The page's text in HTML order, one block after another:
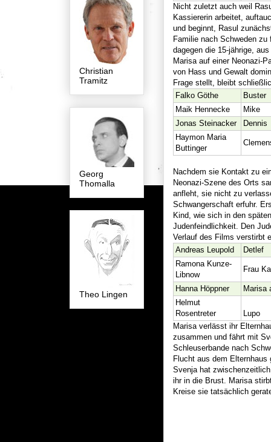
Nicht zuletzt auch weil
Kassiererin arbeitet,
und beginnt, Rasul
Familie nach Schweden
dagegen die 15-jährige,
Marisa auf einer Neonazi-
von Hass und Gewalt
Frage stellt, bleibt
Falko Göthe
Buster
Maik Hennecke
Mike
Jonas Steinacker
Dennis
Haymon Maria
Buttinger
Nachdem sie Kontakt zu
Neonazi-Szene des Orts
anfleht, sie nicht zu
Schwangerschaft erfuhr.
Kind, wie sich in den
Judenfeindlichkeit. Den
Verlauf des Films verstirbt
Andreas Leupold
Detlef
Ramona Kunze-
Libnow
Frau
Hanna Höppner
Marisa
Helmut
Rosentreter
Lupo
Marisa verlässt ihr
zusammen und fährt mit
Schleuserbande nach
Flucht aus dem
Svenja hat
ihr in die Brust. Marisa
Kreise sie tatsächlich
Christian
Tramitz
Georg
Thomalla
Theo Lingen